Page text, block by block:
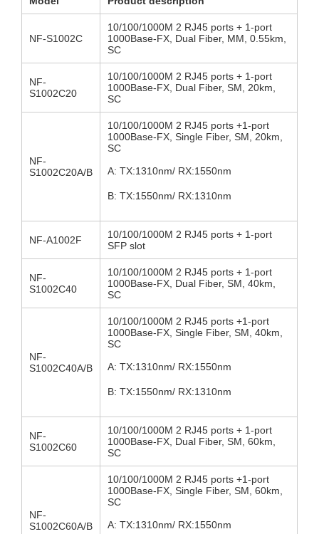
NF-S1002C
10/100/1000M 2 RJ45 ports + 1-port
1000Base-FX, Dual Fiber, MM, 0.55km,
SC
NF-
S1002C20
10/100/1000M 2 RJ45 ports + 1-port
1000Base-FX, Dual Fiber, SM, 20km,
SC
NF-
S1002C20A/B
10/100/1000M 2 RJ45 ports +1-port
1000Base-FX, Single Fiber, SM, 20km,
SC
A: TX:1310nm/ RX:1550nm
B: TX:1550nm/ RX:1310nm
NF-A1002F
10/100/1000M 2 RJ45 ports + 1-port
SFP slot
NF-
S1002C40
10/100/1000M 2 RJ45 ports + 1-port
1000Base-FX, Dual Fiber, SM, 40km,
SC
NF-
S1002C40A/B
10/100/1000M 2 RJ45 ports +1-port
1000Base-FX, Single Fiber, SM, 40km,
SC
A: TX:1310nm/ RX:1550nm
B: TX:1550nm/ RX:1310nm
NF-
S1002C60
10/100/1000M 2 RJ45 ports + 1-port
1000Base-FX, Dual Fiber, SM, 60km,
SC
NF-
S1002C60A/B
10/100/1000M 2 RJ45 ports +1-port
1000Base-FX, Single Fiber, SM, 60km,
SC
A: TX:1310nm/ RX:1550nm